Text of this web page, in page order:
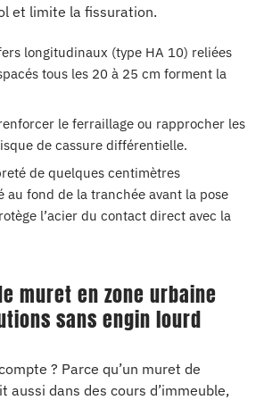
et limite la fissuration.
longitudinaux (type HA 10) reliées
tous les 20 à 25 cm forment la
le ferraillage ou rapprocher les
de cassure différentielle.
de quelques centimètres
au fond de la tranchée avant la pose
l’acier du contact direct avec la
muret en zone urbaine
sans engin lourd
? Parce qu’un muret de
aussi dans des cours d’immeuble,